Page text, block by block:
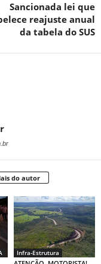
Sancionada lei que
reajuste anual
da tabela do SUS
do autor
Infra-Estrutura